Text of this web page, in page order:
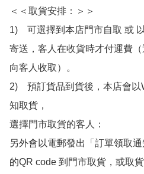
＜＜取貨安排：＞＞
1)　可選擇到本店門市自取 或
寄送，客人在收貨時才付運費
向客人收取）。
2)　預訂貨品到貨後，本店會
知取貨，
選擇門市取貨的客人：
另外會以電郵發出「訂單領取
的QR code 到門市取貨，或取